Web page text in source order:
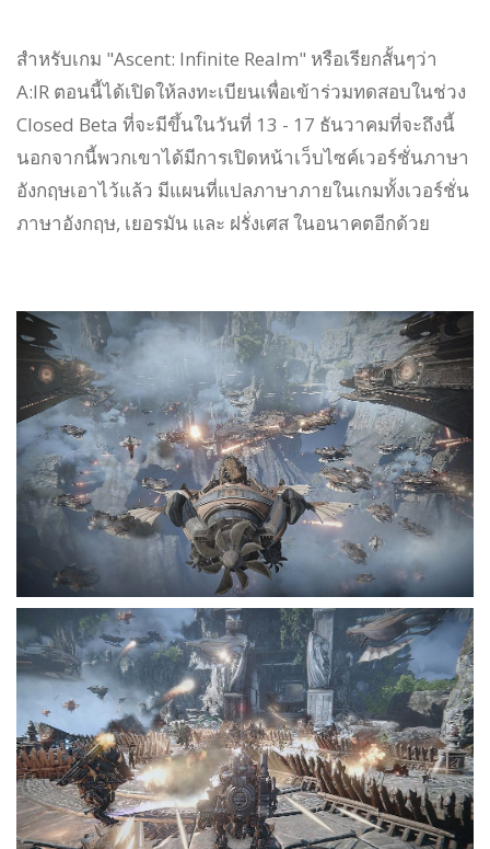
สำหรับเกม "Ascent: Infinite Realm" หรือเรียกสั้นๆว่า
A:IR ตอนนี้ได้เปิดให้ลงทะเบียนเพื่อเข้าร่วมทดสอบในช่วง
Closed Beta ที่จะมีขึ้นในวันที่ 13 - 17 ธันวาคมที่จะถึงนี้
นอกจากนี้พวกเขาได้มีการเปิดหน้าเว็บไซค์เวอร์ชั่นภาษา
อังกฤษเอาไว้แล้ว มีแผนที่แปลภาษาภายในเกมทั้งเวอร์ชั่น
ภาษาอังกฤษ, เยอรมัน และ ฝรั่งเศส ในอนาคตอีกด้วย